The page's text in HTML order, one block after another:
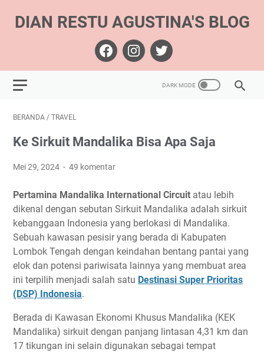
DIAN RESTU AGUSTINA'S BLOG
BERANDA / TRAVEL
Ke Sirkuit Mandalika Bisa Apa Saja
Mei 29, 2024 49 komentar
Pertamina Mandalika International Circuit atau lebih
dikenal dengan sebutan Sirkuit Mandalika adalah sirkuit
kebanggaan Indonesia yang berlokasi di Mandalika.
Sebuah kawasan pesisir yang berada di Kabupaten
Lombok Tengah dengan keindahan bentang pantai yang
elok dan potensi pariwisata lainnya yang membuat area
ini terpilih menjadi salah satu Destinasi Super Prioritas
(DSP) Indonesia.
Berada di Kawasan Ekonomi Khusus Mandalika (KEK
Mandalika) sirkuit dengan panjang lintasan 4,31 km dan
17 tikungan ini selain digunakan sebagai tempat